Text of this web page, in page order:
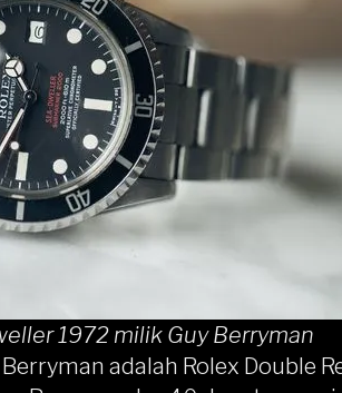
1972 milik Guy Berryman
adalah Rolex Double